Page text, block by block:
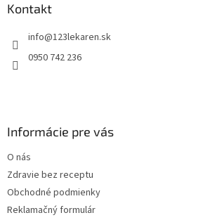
Kontakt
info@123lekaren.sk
0950 742 236
Informácie pre vás
O nás
Zdravie bez receptu
Obchodné podmienky
Reklamačný formulár